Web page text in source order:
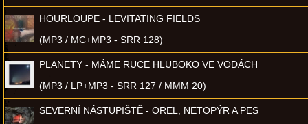
HOURLOUPE - LEVITATING FIELDS
(MP3 / MC+MP3 - SRR 128)
PLANETY - MÁME RUCE HLUBOKO VE VODÁCH
(MP3 / LP+MP3 - SRR 127 / MMM 20)
SEVERNÍ NÁSTUPIŠTĚ - OREL, NETOPÝR A PES